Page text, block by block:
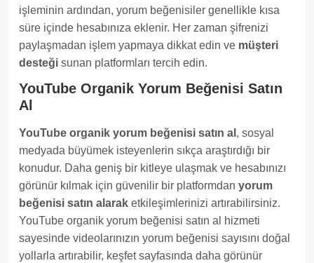
işleminin ardından, yorum beğenisiler genellikle kısa
süre içinde hesabınıza eklenir. Her zaman şifrenizi
paylaşmadan işlem yapmaya dikkat edin ve müşteri
desteği sunan platformları tercih edin.
YouTube Organik Yorum Beğenisi Satın
Al
YouTube organik yorum beğenisi satın al , sosyal
medyada büyümek isteyenlerin sıkça araştırdığı bir
konudur. Daha geniş bir kitleye ulaşmak ve hesabınızı
görünür kılmak için güvenilir bir platformdan yorum
beğenisi satın alarak etkileşimlerinizi artırabilirsiniz.
YouTube organik yorum beğenisi satın al hizmeti
sayesinde videolarınızın yorum beğenisi sayısını doğal
yollarla artırabilir, keşfet sayfasında daha görünür